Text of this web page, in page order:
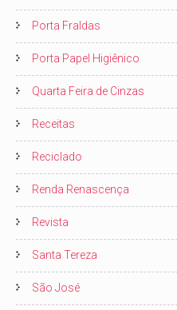
Porta Fraldas
Porta Papel Higiênico
Quarta Feira de Cinzas
Receitas
Reciclado
Renda Renascença
Revista
Santa Tereza
São José